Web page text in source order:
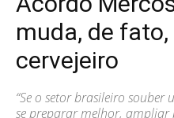
muda, de
cervejeiro
“Se o setor brasileiro souber
se preparar melhor, ampliar